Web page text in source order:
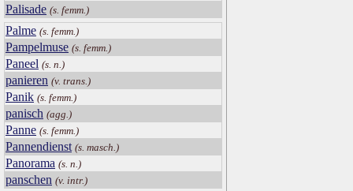
Palisade (s. femm.)
Palme (s. femm.)
Pampelmuse (s. femm.)
Paneel (s. n.)
panieren (v. trans.)
Panik (s. femm.)
panisch (agg.)
Panne (s. femm.)
Pannendienst (s. masch.)
Panorama (s. n.)
panschen (v. intr.)